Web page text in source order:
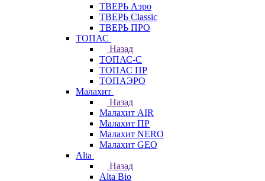
ТВЕРЬ Аэро
ТВЕРЬ Classic
ТВЕРЬ ПРО
ТОПАС
Назад
ТОПАС-С
ТОПАС ПР
ТОПАЭРО
Малахит
Назад
Малахит AIR
Малахит ПР
Малахит NERO
Малахит GEO
Alta
Назад
Alta Bio